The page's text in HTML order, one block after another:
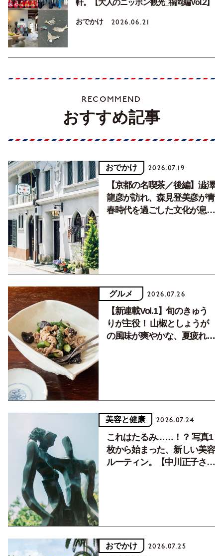
軒。【大人のニッポン観光_福岡編Vol.2】
おでかけ 2026.06.21
RECOMMEND
おすすめ記事
おでかけ 2026.07.19
【京都の名喫茶／後編】澁澤
龍彦が訪れ、森見登美彦が青
春時代を過ごした文化が息づ
グルメ 2026.07.26
【新連載Vol.1】旬のきゅう
りが主役！ 山椒としょうが
の風味が爽やかな、夏疲れを
美容と健康 2026.07.24
これはたるみ……！？ 写真1
枚から始まった、新しい美容
ルーティン。【中川正子さん
おでかけ 2026.07.25